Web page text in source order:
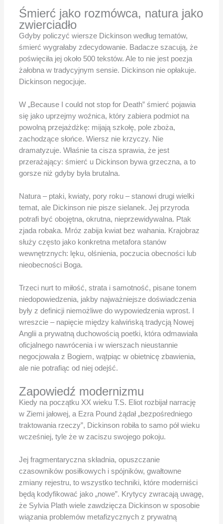
Śmierć jako rozmówca, natura jako
zwierciadło
Gdyby policzyć wiersze Dickinson według tematów,
śmierć wygrałaby zdecydowanie. Badacze szacują, że
poświęciła jej około 500 tekstów. Ale to nie jest poezja
żałobna w tradycyjnym sensie. Dickinson nie opłakuje.
Dickinson negocjuje.
W „Because I could not stop for Death” śmierć pojawia
się jako uprzejmy woźnica, który zabiera podmiot na
powolną przejażdżkę: mijają szkołę, pole zboża,
zachodzące słońce. Wiersz nie krzyczy. Nie
dramatyzuje. Właśnie ta cisza sprawia, że jest
przerażający: śmierć u Dickinson bywa grzeczna, a to
gorsze niż gdyby była brutalna.
Natura – ptaki, kwiaty, pory roku – stanowi drugi wielki
temat, ale Dickinson nie pisze sielanek. Jej przyroda
potrafi być obojętna, okrutna, nieprzewidywalna. Ptak
zjada robaka. Mróz zabija kwiat bez wahania. Krajobraz
służy często jako konkretna metafora stanów
wewnętrznych: lęku, olśnienia, poczucia obecności lub
nieobecności Boga.
Trzeci nurt to miłość, strata i samotność, pisane tonem
niedopowiedzenia, jakby najważniejsze doświadczenia
były z definicji niemożliwe do wypowiedzenia wprost. I
wreszcie – napięcie między kalwińską tradycją Nowej
Anglii a prywatną duchowością poetki, która odmawiała
oficjalnego nawrócenia i w wierszach nieustannie
negocjowała z Bogiem, wątpiąc w obietnicę zbawienia,
ale nie potrafiąc od niej odejść.
Zapowiedź modernizmu
Kiedy na początku XX wieku T.S. Eliot rozbijał narrację
w Ziemi jałowej, a Ezra Pound żądał „bezpośredniego
traktowania rzeczy”, Dickinson robiła to samo pół wieku
wcześniej, tyle że w zaciszu swojego pokoju.
Jej fragmentaryczna składnia, opuszczanie
czasowników posiłkowych i spójników, gwałtowne
zmiany rejestru, to wszystko techniki, które moderniści
będą kodyfikować jako „nowe”. Krytycy zwracają uwagę,
że Sylvia Plath wiele zawdzięcza Dickinson w sposobie
wiązania problemów metafizycznych z prywatną